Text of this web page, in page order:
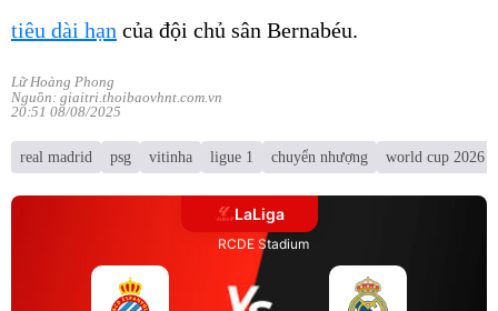
tiêu dài hạn của đội chủ sân Bernabéu.
Lữ Hoàng Phong
Nguồn: giaitri.thoibaovhnt.com.vn
20:51 08/08/2025
real madrid psg vitinha ligue 1 chuyển nhượng world cup 2026
LaLiga
RCDE Stadium